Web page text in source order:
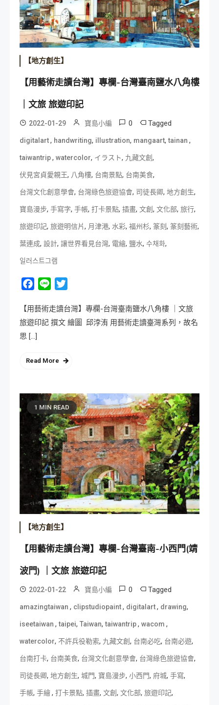
【地方創生】
【用藝術走讀台灣】專欄-台灣臺南鹽水八角樓
｜文旅 旅遊印記
2022-01-29 寶島小編 0 Tagged
digitalart, handwriting, illustration, mangaart,tainan ,
taiwantrip, watercolor, イラスト, 九藏文創 ,
伏見宮貞愛親王, 八角樓, 台南景點, 台南美食,
台灣文化創意學會, 台灣綠色旅遊協會, 司徒長卿, 地方創生,
寶島漫步, 手寫字, 手帳, 打卡景點, 插畫, 文創 , 文化部, 旅行,
旅遊印記, 旅遊明信片, 月津港, 水彩, 福州杉, 篆刻, 篆刻藝術,
葉連成, 設計, 讓世界看見台灣, 電繪, 鹽水, 수채화,
일러스트그램
Facebook
Line
【用藝術走讀台灣】專欄-台灣臺南鹽水八角樓 ｜文旅
旅遊印記 撰文 繪圖 邱浡洧 用藝術走讀臺灣系列，故名
思 […]
Read More
1 MIN READ
【地方創生】
【用藝術走讀台灣】專欄-台灣臺南-小西門(靖
波門) ｜文旅 旅遊印記
2022-01-22 寶島小編 0 Tagged
amazingtaiwan , clipstudiopaint, digitalart, drawing,
iseetaiwan ,taipei, Taiwan,taiwantrip, wacom ,
watercolor, 不許兵役勒索, 九藏文創 , 台南必吃, 台南必遊,
台南打卡, 台南美食, 台灣文化創意學會, 台灣綠色旅遊協會,
司徒長卿, 地方創生, 城門, 寶島漫步, 小西門, 府城, 手寫,
手帳, 手繪, 打卡景點, 插畫, 文創 , 文化部, 旅遊印記,